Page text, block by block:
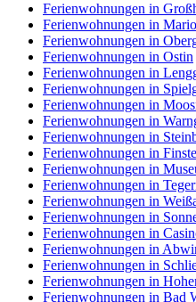
Ferienwohnungen in
Ferienwohnungen in
Ferienwohnungen in
Ferienwohnungen in Ostin
Ferienwohnungen in
Ferienwohnungen in
Ferienwohnungen in
Ferienwohnungen in
Ferienwohnungen in
Ferienwohnungen in
Ferienwohnungen in
Ferienwohnungen in
Ferienwohnungen in
Ferienwohnungen in
Ferienwohnungen in
Ferienwohnungen in
Ferienwohnungen in
Ferienwohnungen in
Ferienwohnungen in Bad